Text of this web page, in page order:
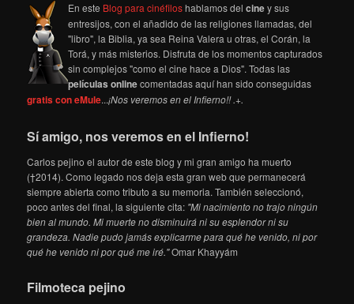
En este Blog para cinéfiloshablamos delciney sus
entresijos, con el añadido de las religiones llamadas, del
"libro", la Biblia, ya sea Reina Valera u otras, el Corán, la
Torá, y más misterios. Disfruta de los momentos capturados
sin complejos "como el cine hace a Dios". Todas las
películas onlinecomentadas aquí han sido conseguidas
gratis con eMule...¡Nos veremos en el Infierno!! .+.
Sí amigo, nos veremos en el Infierno!
Carlos pejino el autor de este blog y mi gran amigo ha muerto
(†2014). Como legado nos deja esta gran web que permanecerá
siempre abierta como tributo a su memoria. También seleccionó,
poco antes del final, la siguiente cita: "Mi nacimiento no trajo ningún
bien al mundo. Mi muerte no disminuirá ni su esplendor ni su
grandeza. Nadie pudo jamás explicarme para qué he venido, ni por
qué he venido ni por qué me iré."Omar Khayyám
Filmoteca pejino